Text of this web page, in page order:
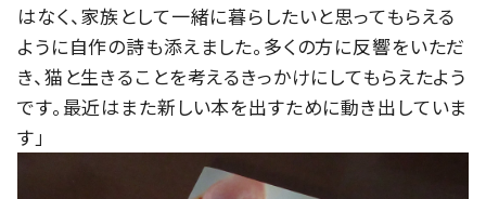
はなく、家族として一緒に暮らしたいと思ってもらえる
ように自作の詩も添えました。多くの方に反響をいただ
き、猫と生きることを考えるきっかけにしてもらえたよう
です。最近はまた新しい本を出すために動き出していま
す」